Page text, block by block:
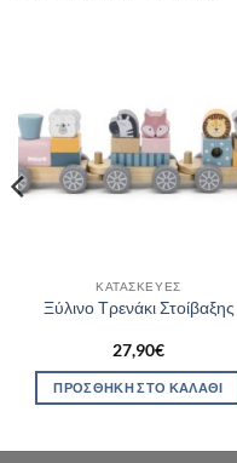
ΚΑΤΑΣΚΕΥΈΣ
Ξύλινο Τρενάκι Στοίβαξης
27,90€
ΠΡΟΣΘΉΚΗ ΣΤΟ ΚΑΛΆΘΙ